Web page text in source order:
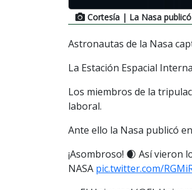
Cortesía | La Nasa
Astronautas de la Nasa
La Estación Espacial
Los miembros de la
laboral.
Ante ello la Nasa publicó
¡Asombroso! 🌒 Así vieron
NASA pic.twitter.com/